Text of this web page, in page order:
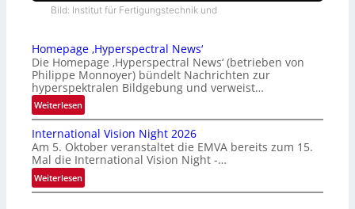
Bild: Institut für Fertigungstechnik und
Homepage ‚Hyperspectral News‘
Die Homepage ‚Hyperspectral News‘ (betrieben von
Philippe Monnoyer) bündelt Nachrichten zur
hyperspektralen Bildgebung und verweist…
Weiterlesen:
H
o
m
e
p
a
International Vision Night 2026
Am 5. Oktober veranstaltet die EMVA bereits zum 15.
Mal die International Vision Night -…
Weiterlesen:
I